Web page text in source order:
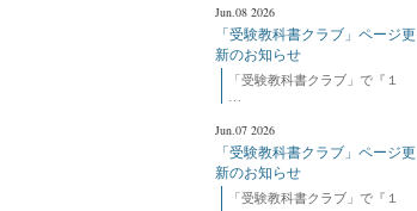
Jun.08 2026
「受験教科書クラブ」ページ更
新のお知らせ
「受験教科書クラブ」で『１
Jun.07 2026
「受験教科書クラブ」ページ更
新のお知らせ
「受験教科書クラブ」で『１